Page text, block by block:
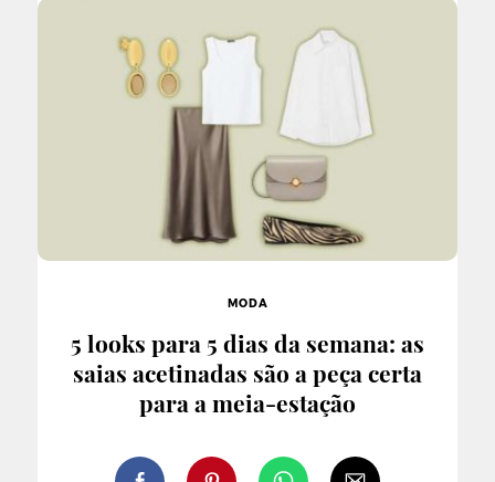
MODA
5 looks para 5 dias da semana: as
saias acetinadas são a peça certa
para a meia-estação